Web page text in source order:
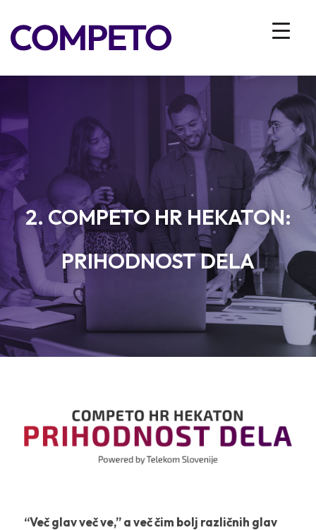
2. COMPETO HR HEKATON:
PRIHODNOST DELA
“Več glav več ve,” a več čim bolj različnih glav